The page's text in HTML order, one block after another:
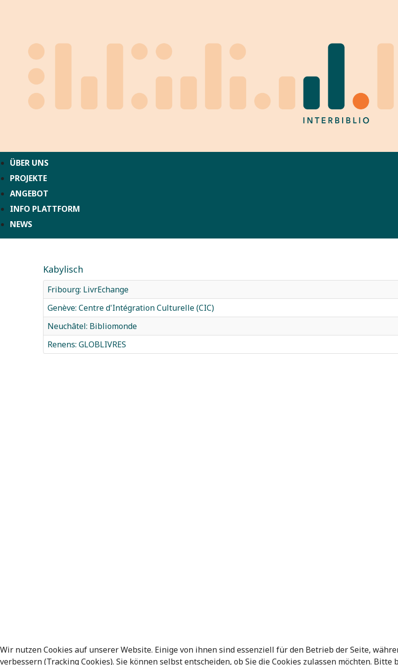
ÜBER UNS
PROJEKTE
ANGEBOT
INFO PLATTFORM
NEWS
Kabylisch
Fribourg: LivrEchange
Genève: Centre d'Intégration Culturelle (CIC)
Neuchâtel: Bibliomonde
Renens: GLOBLIVRES
Wir nutzen Cookies auf unserer Website. Einige von ihnen sind essenziell für den Betrieb der Seite,
verbessern (Tracking Cookies). Sie können selbst entscheiden, ob Sie die Cookies zulassen möchten.